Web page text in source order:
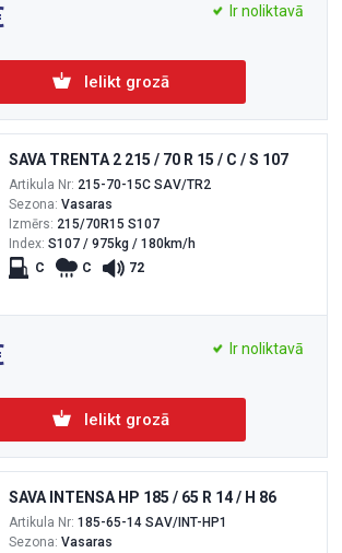
Ir noliktavā
Ielikt grozā
SAVA TRENTA 2 215 / 70 R 15 / C / S 107
Artikula Nr: 215-70-15C SAV/TR2
Sezona: Vasaras
Izmērs: 215/70R15 S107
Index: S107 / 975kg / 180km/h
C
C 72
Ir noliktavā
Ielikt grozā
SAVA INTENSA HP 185 / 65 R 14 / H 86
Artikula Nr: 185-65-14 SAV/INT-HP1
Sezona: Vasaras